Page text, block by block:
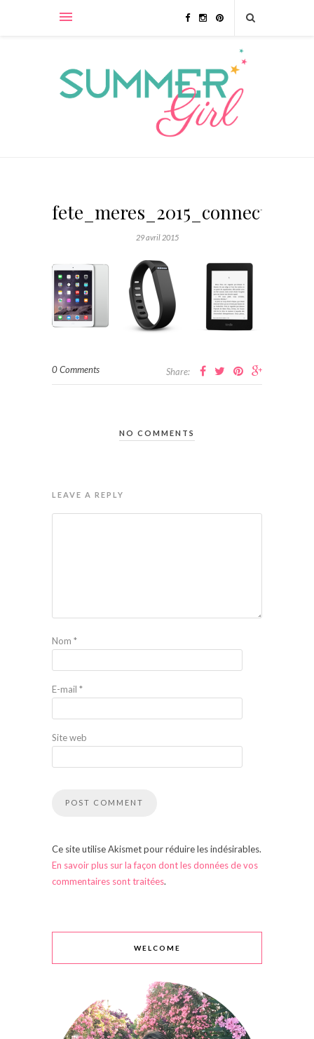
fete_meres_2015_connectee
29 avril 2015
0 Comments Share:
NO COMMENTS
LEAVE A REPLY
Nom *
E-mail *
Site web
Ce site utilise Akismet pour réduire les indésirables.
En savoir plus sur la façon dont les données de vos
commentaires sont traitées.
WELCOME